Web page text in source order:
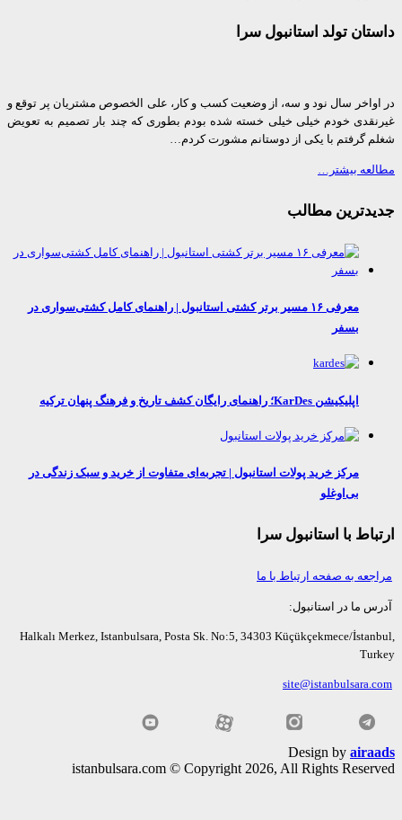
تولد استانبول سرا
سال نود و سه، از وضعیت کسب و کار، علی الخصوص مشتریان پر توقع و
خودم خیلی خیلی خسته شده بودم بطوری که چند بار تصمیم به تعویض
گرفتم با یکی از دوستانم مشورت کردم…
بیشتر…
مطالب
معرفی ۱۶ مسیر برتر کشتی استانبول | راهنمای کامل کشتی‌سواری در
اپلیکیشن KarDes؛ راهنمای رایگان کشف تاریخ و فرهنگ پنهان ترکیه
مرکز خرید پولات استانبول | تجربه‌ای متفاوت از خرید و سبک زندگی در
بی‌اوغلو
با استانبول سرا
به صفحه ارتباط با ما
ما در استانبول:
Halkalı Merkez, Istanbulsara, Posta Sk. No:5, 34303 Küçükçekmece/
Design by
istanbulsara.com © Copyright 2026, All Rights